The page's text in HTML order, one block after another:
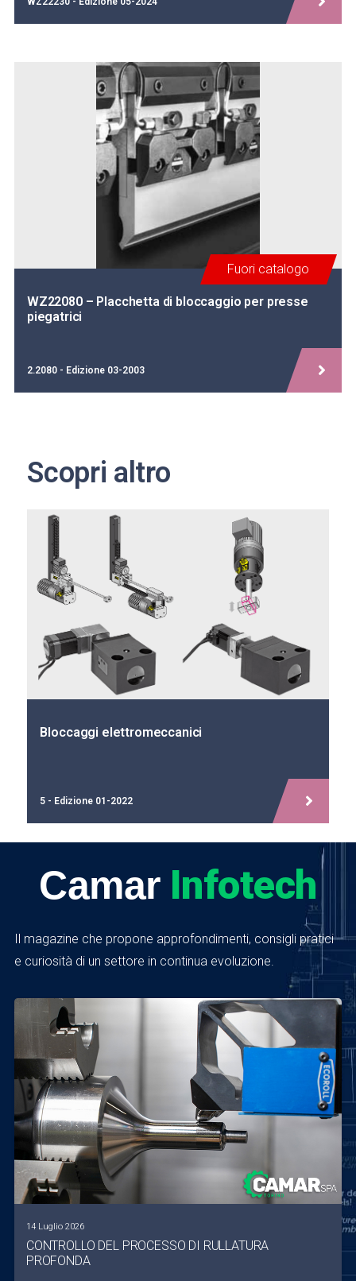
WZ22080 – Placchetta di bloccaggio per presse
piegatrici
Fuori catalogo
2.2080 - Edizione 03-2003
Scopri altro
Bloccaggi idraulici a cuneo
2 - Edizione 10-2020
Camar Infotech
Il magazine che propone approfondimenti, consigli pratici
e curiosità di un settore in continua evoluzione.
14 Luglio 2026
CONTROLLO DEL PROCESSO DI RULLATURA
PROFONDA